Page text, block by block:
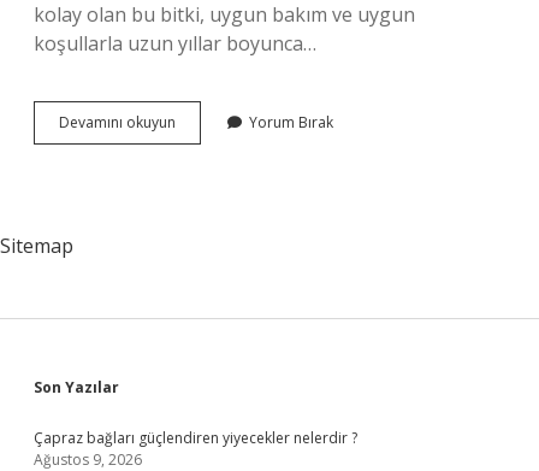
kolay olan bu bitki, uygun bakım ve uygun
koşullarla uzun yıllar boyunca…
Devamını okuyun Hibiskus
Çiçeği
Yorum Bırak
Sitemap
Sidebar
Son Yazılar
Çapraz bağları güçlendiren yiyecekler nelerdir ?
Ağustos 9, 2026